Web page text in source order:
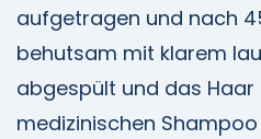
aufgetragen und nach
behutsam mit klarem
abgespült und das
medizinischen